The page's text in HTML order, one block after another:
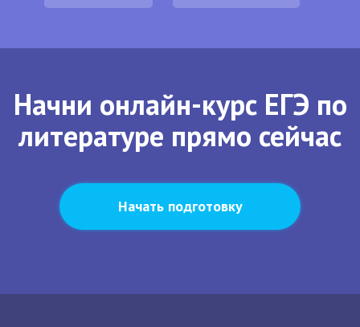
Начни онлайн-курс ЕГЭ по
литературе прямо сейчас
Начать подготовку